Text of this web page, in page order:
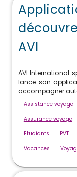
AVI
AVI International
lance son
accompagner
Assistance voyage
Assurance voyage
Etudiants
PVT
Vacances